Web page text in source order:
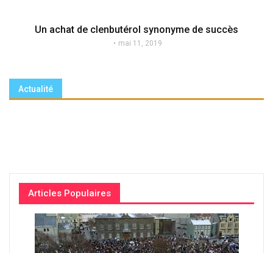
Un achat de clenbutérol synonyme de succès
mai 11, 2019
Actualité
Articles Populaires